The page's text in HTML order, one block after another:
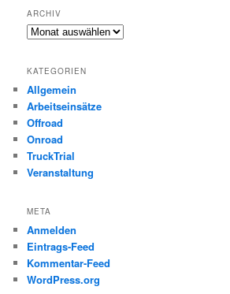
ARCHIV
Archiv
KATEGORIEN
Allgemein
Arbeitseinsätze
Offroad
Onroad
TruckTrial
Veranstaltung
META
Anmelden
Eintrags-Feed
Kommentar-Feed
WordPress.org